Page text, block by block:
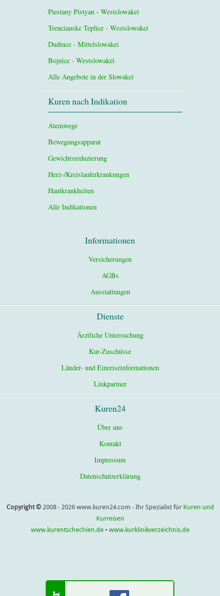
Piestany Pistyan - Westslowakei
Trencianske Teplice - Westslowakei
Dudince - Mittelslowakei
Bojnice - Westslowakei
Alle Angebote in der Slowakei
Kuren nach Indikation
Atemwege
Bewegungsapparat
Gewichtsreduzierung
Herz-/Kreislauferkrankungen
Hautkrankheiten
Alle Indikationen
Informationen
Versicherungen
AGBs
Ausstattungen
Dienste
Ärztliche Untersuchung
Kur-Zuschüsse
Länder- und Einreiseinformationen
Linkpartner
Kuren24
Über uns
Kontakt
Impressum
Datenschutzerklärung
Copyright ©2008 - 2026 www.kuren24.com - Ihr Spezialist für Kuren und
Kurreisen
www.kurentschechien.de• www.kurklinikverzeichnis.de